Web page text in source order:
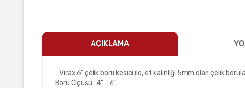
AÇIKLAMA
Virax 6" çelik boru kesici ile, et kalınlığı 5mm olan çelik
Boru Ölçüsü : 4" - 6"